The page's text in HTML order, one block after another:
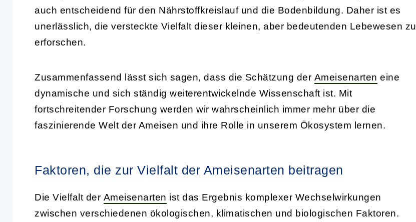
auch entscheidend für den Nährstoffkreislauf und die Bodenbildung. Daher ist es
unerlässlich, die versteckte Vielfalt dieser kleinen, aber bedeutenden Lebewesen zu
erforschen.
Zusammenfassend lässt sich sagen, dass die Schätzung der Ameisenarten eine
dynamische und sich ständig weiterentwickelnde Wissenschaft ist. Mit
fortschreitender Forschung werden wir wahrscheinlich immer mehr über die
faszinierende Welt der Ameisen und ihre Rolle in unserem Ökosystem lernen.
Faktoren, die zur Vielfalt der Ameisenarten beitragen
Die Vielfalt der Ameisenarten ist das Ergebnis komplexer Wechselwirkungen
zwischen verschiedenen ökologischen, klimatischen und biologischen Faktoren.